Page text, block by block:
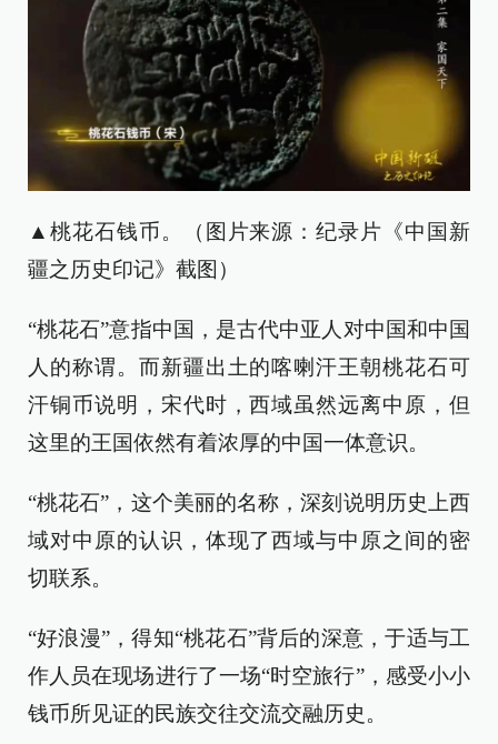
▲桃花石钱币。（图片来源：纪录片《中国新
疆之历史印记》截图）
“桃花石”意指中国，是古代中亚人对中国和中国
人的称谓。而新疆出土的喀喇汗王朝桃花石可
汗铜币说明，宋代时，西域虽然远离中原，但
这里的王国依然有着浓厚的中国一体意识。
“桃花石”，这个美丽的名称，深刻说明历史上西
域对中原的认识，体现了西域与中原之间的密
切联系。
“好浪漫”，得知“桃花石”背后的深意，于适与工
作人员在现场进行了一场“时空旅行”，感受小小
钱币所见证的民族交往交流交融历史。